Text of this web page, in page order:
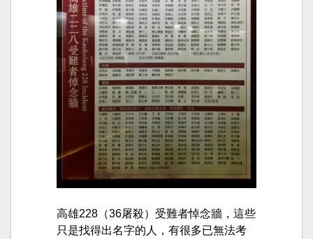
高雄228（36屠殺）受難者悼念牆，這些
只是找得出名字的人，有很多已無法考